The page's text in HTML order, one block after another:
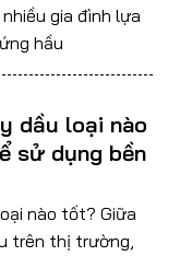
gia đình lựa
hầu
dầu loại nào
sử dụng bền
nào tốt? Giữa
trên thị trường,